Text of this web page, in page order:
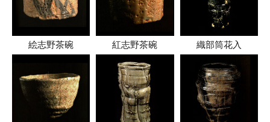
絵志野茶碗 紅志野茶碗 織部筒花入